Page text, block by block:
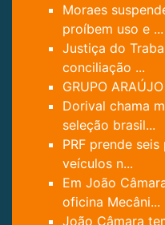
Moraes
proíbem uso e ...
Justiça do
conciliação ...
GRUPO ARAÚJO
Dorival chama
seleção brasil...
PRF prende
veículos n...
Em João
oficina Mecâni...
João Câmara